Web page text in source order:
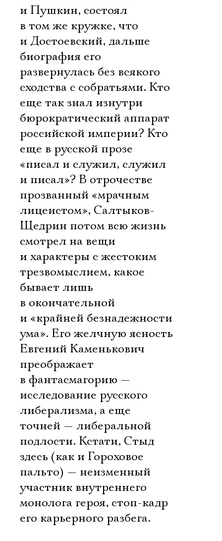
и Пушкин, состоял
в том же кружке, что
и Достоевский, дальше
биография его
развернулась без всякого
сходства с собратьями. Кто
еще так знал изнутри
бюрократический аппарат
российской империи? Кто
еще в русской прозе
«писал и служил, служил
и писал»? В отрочестве
прозванный «мрачным
лицеистом», Салтыков-
Щедрин потом всю жизнь
смотрел на вещи
и характеры с жестоким
трезвомыслием, какое
бывает лишь
в окончательной
и «крайней безнадежности
ума». Его желчную ясность
Евгений Каменькович
преображает
в фантасмагорию —
исследование русского
либерализма, а еще
точней — либеральной
подлости. Кстати, Стыд
здесь (как и Гороховое
пальто) — неизменный
участник внутреннего
монолога героя, стоп-кадр
его карьерного разбега.